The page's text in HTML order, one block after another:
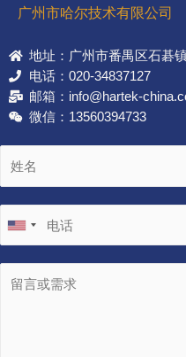
广州市哈尔技术有限公司
地址：广州市番禺区石碁
电话：020-34837127
邮箱：info@hartek-
微信：13560394733